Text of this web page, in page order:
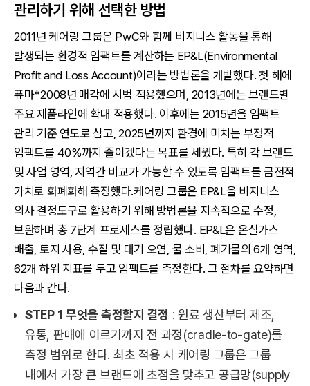
관리하기 위해 선택한 방법
2011년 케어링 그룹은 PwC와 함께 비지니스 활동을 통해
발생되는 환경적 임팩트를 계산하는 EP&L(Environmental
Profit and Loss Account)이라는 방법론을 개발했다. 첫 해에
퓨마*2008년 매각에 시범 적용했으며, 2013년에는 브랜드별
주요 제품라인에 확대 적용했다. 이후에는 2015년을 임팩트
관리 기준 연도로 삼고, 2025년까지 환경에 미치는 부정적
임팩트를 40%까지 줄이겠다는 목표를 세웠다. 특히 각 브랜드
및 사업 영역, 지역간 비교가 가능할 수 있도록 임팩트를 금전적
가치로 화폐화해 측정했다.케어링 그룹은 EP&L을 비지니스
의사 결정도구로 활용하기 위해 방법론을 지속적으로 수정,
보완하며 총 7단계 프로세스를 정립했다. EP&L은 온실가스
배출, 토지 사용, 수질 및 대기 오염, 물 소비, 폐기물의 6개 영역,
62개 하위 지표를 두고 임팩트를 측정한다. 그 절차를 요약하면
다음과 같다.
STEP 1 무엇을 측정할지 결정 : 원료 생산부터 제조,
유통, 판매에 이르기까지 전 과정(cradle-to-gate)를
측정 범위로 한다. 최초 적용 시 케어링 그룹은 그룹
내에서 가장 큰 브랜드에 초점을 맞추고 공급망(supply